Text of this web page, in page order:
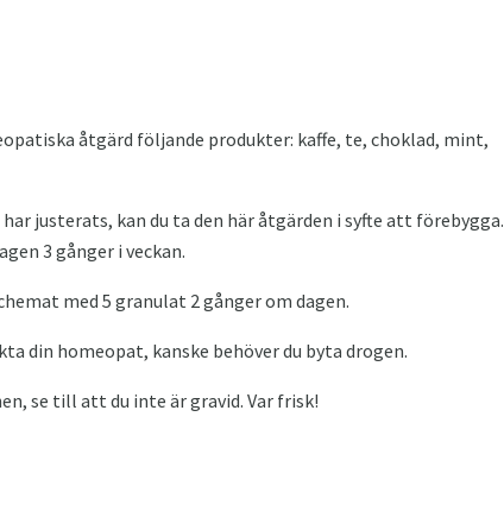
åtgärd följande produkter: kaffe, te, choklad, mint,
justerats, kan du ta den här åtgärden i syfte att förebygga.
3 gånger i veckan.
med 5 granulat 2 gånger om dagen.
din homeopat, kanske behöver du byta drogen.
se till att du inte är gravid. Var frisk!